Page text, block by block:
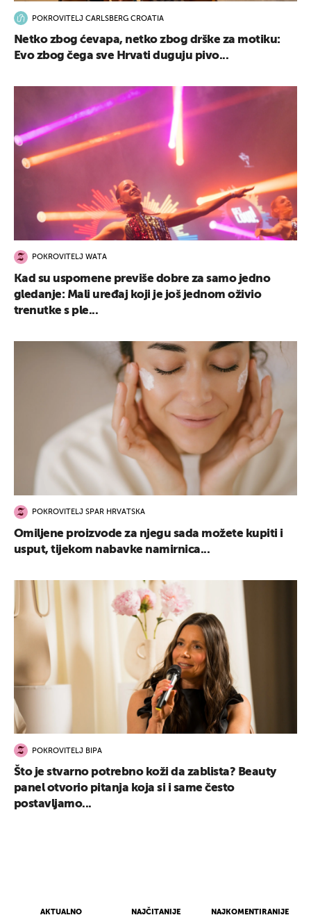
AKTUALNO NAJČITANIJE NAJKOMENTIRANIJE
POKROVITELJ CARLSBERG CROATIA
Netko zbog ćevapa, netko zbog drške za motiku:
Evo zbog čega sve Hrvati duguju pivo...
POKROVITELJ WATA
Kad su uspomene previše dobre za samo jedno
gledanje: Mali uređaj koji je još jednom oživio
trenutke s ple...
POKROVITELJ SPAR HRVATSKA
Omiljene proizvode za njegu sada možete kupiti i
usput, tijekom nabavke namirnica...
POKROVITELJ BIPA
Što je stvarno potrebno koži da zablista? Beauty
panel otvorio pitanja koja si i same često
postavljamo...